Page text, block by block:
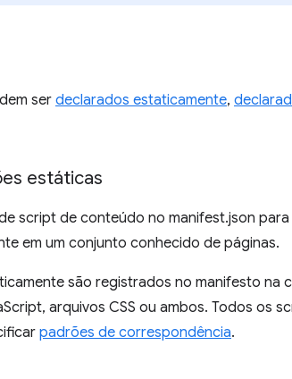
ser declarados estaticamente,
estáticas
script de conteúdo no manifest.json
em um conjunto conhecido de páginas.
são registrados no manifesto na
arquivos CSS ou ambos. Todos os
padrões de correspondência.